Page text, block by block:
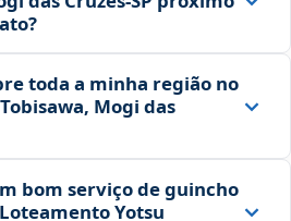
toda a minha região no
Mogi das
bom serviço de guincho
Yotsu